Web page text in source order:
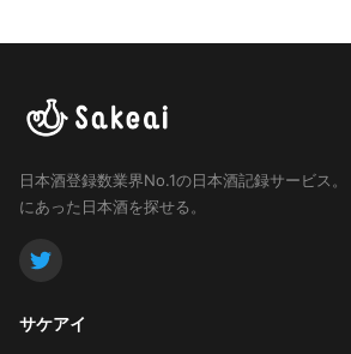
日本酒登録数業界No.1の日本酒記録サービス。
にあった日本酒を探せる。
サケアイ